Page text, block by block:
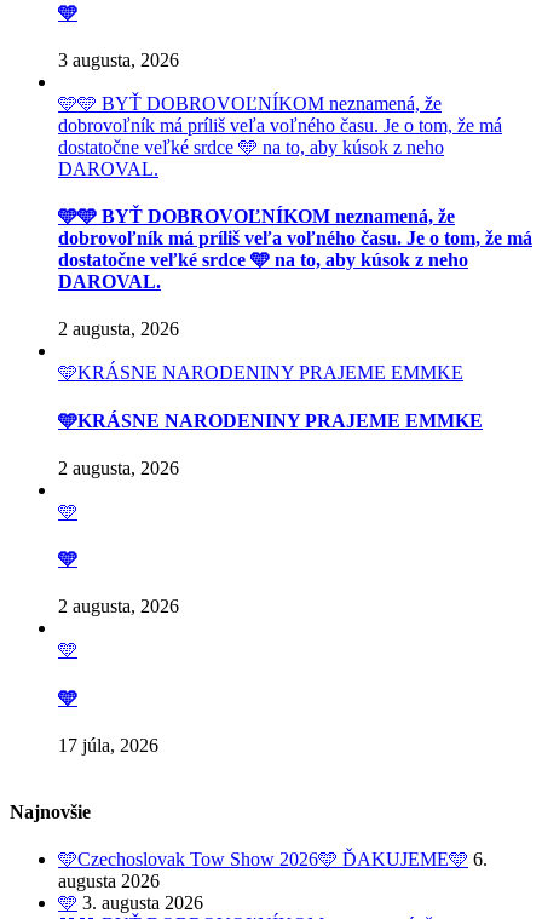
🩵
3 augusta, 2026
🩵🩵 BYŤ DOBROVOĽNÍKOM neznamená, že
dobrovoľník má príliš veľa voľného času. Je o tom, že má
dostatočne veľké srdce 🩵 na to, aby kúsok z neho
DAROVAL.
🩵🩵 BYŤ DOBROVOĽNÍKOM neznamená, že
dobrovoľník má príliš veľa voľného času. Je o tom, že má
dostatočne veľké srdce 🩵 na to, aby kúsok z neho
DAROVAL.
2 augusta, 2026
🩵KRÁSNE NARODENINY PRAJEME EMMKE
🩵KRÁSNE NARODENINY PRAJEME EMMKE
2 augusta, 2026
🩵
🩵
2 augusta, 2026
🩵
🩵
17 júla, 2026
Najnovšie
🩵Czechoslovak Tow Show 2026🩵 ĎAKUJEME🩵 6.
augusta 2026
🩵 3. augusta 2026